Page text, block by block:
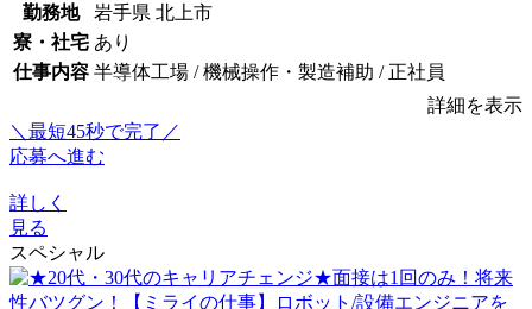
勤務地
岩手県 北上市
寮・社宅 あり
仕事内容 半導体工場 / 機械操作・製造補助 / 正社員
詳細を表示
＼最短45秒で完了／
応募へ進む
詳しく
見る
スペシャル